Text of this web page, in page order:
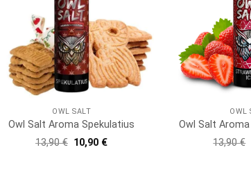
OWL SALT
Owl Salt Aroma Spekulatius
13,90€ Ursprünglicher
Preis
10,90 €Aktueller
OWL
Owl Salt
13,90€